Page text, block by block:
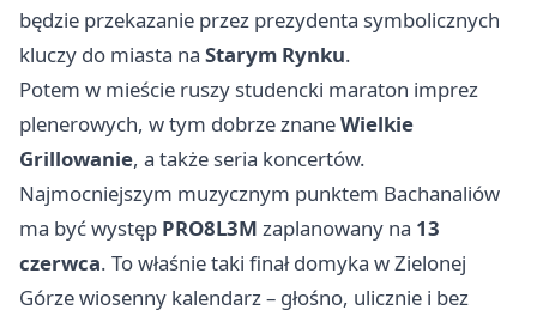
będzie przekazanie przez prezydenta symbolicznych
kluczy do miasta na Starym Rynku.
Potem w mieście ruszy studencki maraton imprez
plenerowych, w tym dobrze znaneWielkie
Grillowanie, a także seria koncertów.
Najmocniejszym muzycznym punktem Bachanaliów
ma być występ PRO8L3M zaplanowany na 13
czerwca. To właśnie taki finał domyka w Zielonej
Górze wiosenny kalendarz – głośno, ulicznie i bez